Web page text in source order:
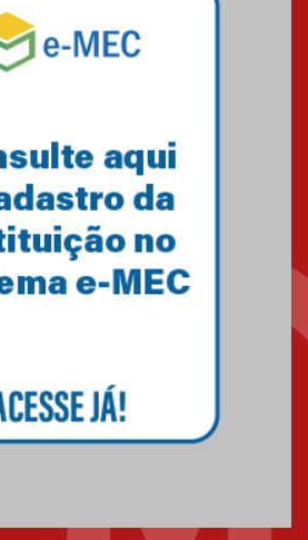
Pós-Asco: evento do HUEM
debate novidades sobre
estudos e tratamentos contra
o câncer
MackPesquisa 2026 prorroga
inscrições até 14 de agosto
15.06.2026